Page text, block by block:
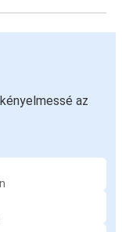
az